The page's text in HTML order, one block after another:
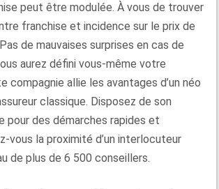
peut être modulée. À vous de trouver
franchise et incidence sur le prix de
de mauvaises surprises en cas de
aurez défini vous-même votre
compagnie allie les avantages d’un néo
classique. Disposez de son
pour des démarches rapides et
vous la proximité d’un interlocuteur
de plus de 6 500 conseillers.